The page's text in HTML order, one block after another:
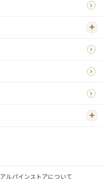
アルパインストアについて